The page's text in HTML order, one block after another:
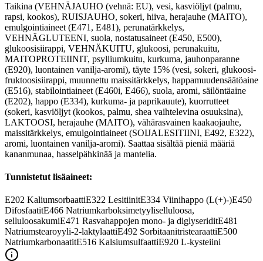
Taikina (VEHNÄJAUHO (vehnä: EU), vesi, kasviöljyt (palmu,
rapsi, kookos), RUISJAUHO, sokeri, hiiva, herajauhe (MAITO),
emulgointiaineet (E471, E481), perunatärkkelys,
VEHNÄGLUTEENI, suola, nostatusaineet (E450, E500),
glukoosisiirappi, VEHNÄKUITU, glukoosi, perunakuitu,
MAITOPROTEIINIT, psylliumkuitu, kurkuma, jauhonparanne
(E920), luontainen vanilja-aromi), täyte 15% (vesi, sokeri, glukoosi-
fruktoosisiirappi, muunnettu maissitärkkelys, happamuudensäätöaine
(E516), stabilointiaineet (E460i, E466), suola, aromi, säilöntäaine
(E202), happo (E334), kurkuma- ja paprikauute), kuorrutteet
(sokeri, kasviöljyt (kookos, palmu, shea vaihtelevina osuuksina),
LAKTOOSI, herajauhe (MAITO), vähärasvainen kaakaojauhe,
maissitärkkelys, emulgointiaineet (SOIJALESITIINI, E492, E322),
aromi, luontainen vanilja-aromi). Saattaa sisältää pieniä määriä
kananmunaa, hasselpähkinää ja mantelia.
Tunnistetut lisäaineet:
E202 KaliumsorbaattiE322 LesitiinitE334 Viinihappo (L(+)-)E450
DifosfaatitE466 Natriumkarboksimetyyliselluloosa,
selluloosakumiE471 Rasvahappojen mono- ja diglyseriditE481
Natriumstearoyyli-2-laktylaattiE492 SorbitaanitristearaattiE500
NatriumkarbonaatitE516 KalsiumsulfaattiE920 L-kysteiini